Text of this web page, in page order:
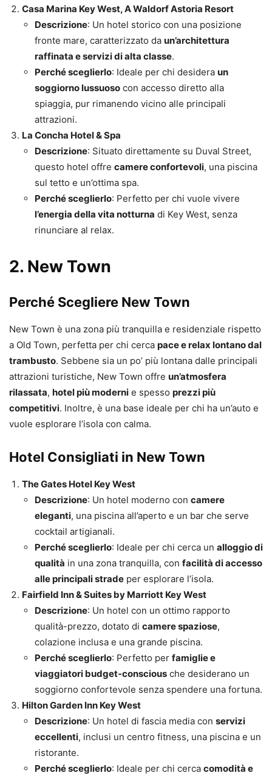
Casa Marina Key West, A Waldorf Astoria Resort
Descrizione: Un hotel storico con una posizione
fronte mare, caratterizzato da un’architettura
raffinata e servizi di alta classe.
Perché sceglierlo: Ideale per chi desidera un
soggiorno lussuoso con accesso diretto alla
spiaggia, pur rimanendo vicino alle principali
attrazioni.
La Concha Hotel & Spa
Descrizione: Situato direttamente su Duval Street,
questo hotel offre camere confortevoli, una piscina
sul tetto e un’ottima spa.
Perché sceglierlo: Perfetto per chi vuole vivere
l’energia della vita notturna di Key West, senza
rinunciare al relax.
2. New Town
Perché Scegliere New Town
New Town è una zona più tranquilla e residenziale rispetto
a Old Town, perfetta per chi cerca pace e relax lontano dal
trambusto. Sebbene sia un po’ più lontana dalle principali
attrazioni turistiche, New Town offre un’atmosfera
rilassata, hotel più moderni e spesso prezzi più
competitivi. Inoltre, è una base ideale per chi ha un’auto e
vuole esplorare l’isola con calma.
Hotel Consigliati in New Town
The Gates Hotel Key West
Descrizione: Un hotel moderno con camere
eleganti, una piscina all’aperto e un bar che serve
cocktail artigianali.
Perché sceglierlo: Ideale per chi cerca un alloggio di
qualità in una zona tranquilla, con facilità di accesso
alle principali strade per esplorare l’isola.
Fairfield Inn & Suites by Marriott Key West
Descrizione: Un hotel con un ottimo rapporto
qualità-prezzo, dotato di camere spaziose,
colazione inclusa e una grande piscina.
Perché sceglierlo: Perfetto per famiglie e
viaggiatori budget-conscious che desiderano un
soggiorno confortevole senza spendere una fortuna.
Hilton Garden Inn Key West
Descrizione: Un hotel di fascia media con servizi
eccellenti, inclusi un centro fitness, una piscina e un
ristorante.
Perché sceglierlo: Ideale per chi cerca comodità e